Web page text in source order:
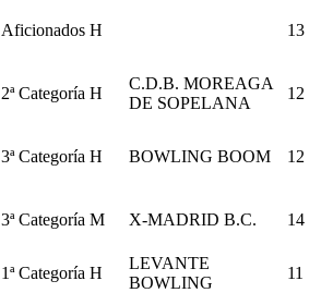
Aficionados H 13
2ª Categoría H
C.D.B. MOREAGA
DE SOPELANA
12
3ª Categoría H BOWLING BOOM 12
3ª Categoría M X-MADRID B.C. 14
1ª Categoría H
LEVANTE
BOWLING
11